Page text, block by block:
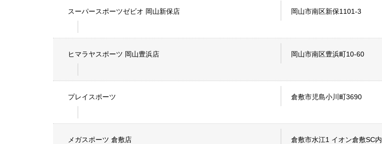
スーパースポーツゼビオ 岡山新保店 岡山市南区新保1101-3
ヒマラヤスポーツ 岡山豊浜店 岡山市南区豊浜町10-60
プレイスポーツ 倉敷市児島小川町3690
メガスポーツ 倉敷店 倉敷市水江1 イオン倉敷SC内